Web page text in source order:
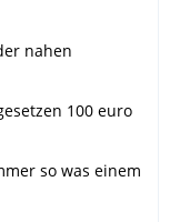
nahen
100 euro
so was einem